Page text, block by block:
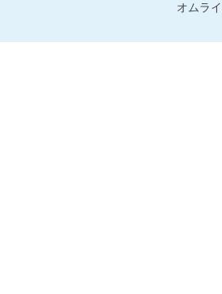
オムラ